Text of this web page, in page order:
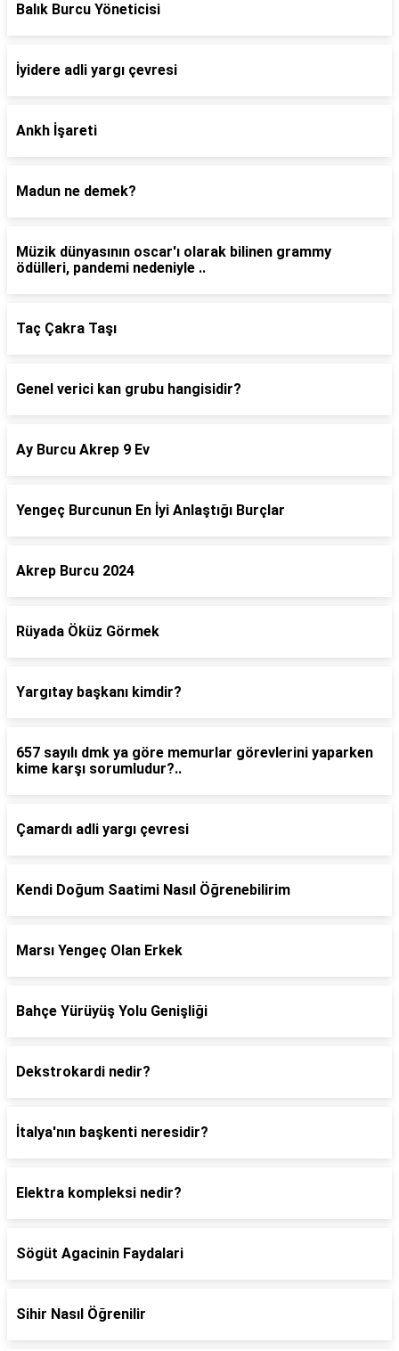
Balık Burcu Yöneticisi
İyidere adli yargı çevresi
Ankh İşareti
Madun ne demek?
Müzik dünyasının oscar'ı olarak bilinen grammy
ödülleri, pandemi nedeniyle ..
Taç Çakra Taşı
Genel verici kan grubu hangisidir?
Ay Burcu Akrep 9 Ev
Yengeç Burcunun En İyi Anlaştığı Burçlar
Akrep Burcu 2024
Rüyada Öküz Görmek
Yargıtay başkanı kimdir?
657 sayılı dmk ya göre memurlar görevlerini yaparken
kime karşı sorumludur?..
Çamardı adli yargı çevresi
Kendi Doğum Saatimi Nasıl Öğrenebilirim
Marsı Yengeç Olan Erkek
Bahçe Yürüyüş Yolu Genişliği
Dekstrokardi nedir?
İtalya'nın başkenti neresidir?
Elektra kompleksi nedir?
Sögüt Agacinin Faydalari
Sihir Nasıl Öğrenilir